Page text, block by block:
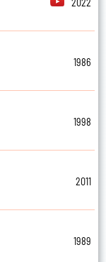
1986
1998
2011
1989